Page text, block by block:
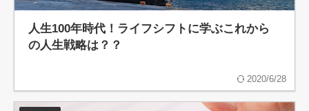
人生100年時代！ライフシフトに学ぶこれから
の人生戦略は？？
2020/6/28